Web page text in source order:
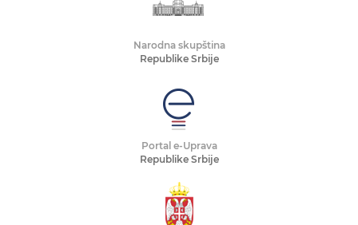
Narodna skupština
Republike Srbije
Portal e-Uprava
Republike Srbije